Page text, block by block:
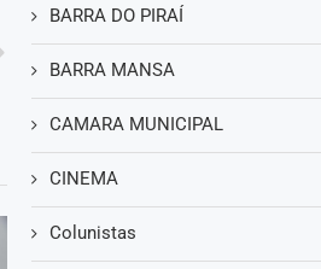
BARRA DO PIRAÍ
BARRA MANSA
CAMARA MUNICIPAL
CINEMA
Colunistas